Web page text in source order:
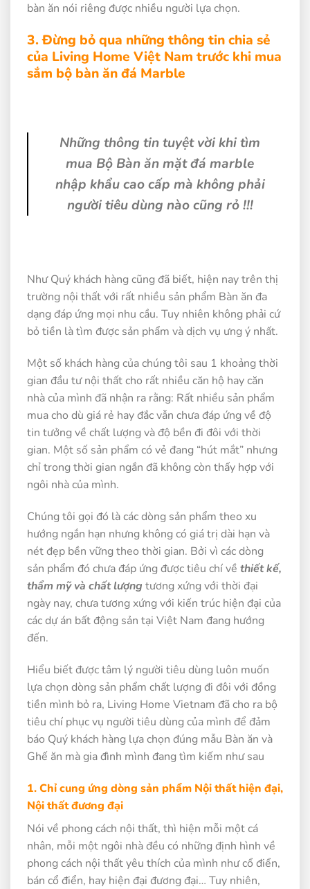
bàn ăn nói riêng được nhiều người lựa chọn.
3. Đừng bỏ qua những thông tin chia sẻ
của Living Home Việt Nam trước khi mua
sắm bộ bàn ăn đá Marble
Những thông tin tuyệt vời khi tìm
mua Bộ Bàn ăn mặt đá marble
nhập khẩu cao cấp mà không phải
người tiêu dùng nào cũng rỏ !!!
Như Quý khách hàng cũng đã biết, hiện nay trên thị
trường nội thất với rất nhiều sản phẩm Bàn ăn đa
dạng đáp ứng mọi nhu cầu. Tuy nhiên không phải cứ
bỏ tiền là tìm được sản phẩm và dịch vụ ưng ý nhất.
Một số khách hàng của chúng tôi sau 1 khoảng thời
gian đầu tư nội thất cho rất nhiều căn hộ hay căn
nhà của mình đã nhận ra rằng: Rất nhiều sản phẩm
mua cho dù giá rẻ hay đắc vẫn chưa đáp ứng về độ
tin tưởng về chất lượng và độ bền đi đôi với thời
gian. Một số sản phẩm có vẻ đang “hút mắt” nhưng
chỉ trong thời gian ngắn đã không còn thấy hợp với
ngôi nhà của mình.
Chúng tôi gọi đó là các dòng sản phẩm theo xu
hướng ngắn hạn nhưng không có giá trị dài hạn và
nét đẹp bền vững theo thời gian. Bởi vì các dòng
sản phẩm đó chưa đáp ứng được tiêu chí về thiết kế,
thẩm mỹ và chất lượng tương xứng với thời đại
ngày nay, chưa tương xứng với kiến trúc hiện đại của
các dự án bất động sản tại Việt Nam đang hướng
đến.
Hiểu biết được tâm lý người tiêu dùng luôn muốn
lựa chọn dòng sản phẩm chất lượng đi đôi với đồng
tiền mình bỏ ra, Living Home Vietnam đã cho ra bộ
tiêu chí phục vụ người tiêu dùng của mình để đảm
báo Quý khách hàng lựa chọn đúng mẫu Bàn ăn và
Ghế ăn mà gia đình mình đang tìm kiếm như sau
1. Chỉ cung ứng dòng sản phẩm Nội thất hiện đại,
Nội thất đương đại
Nói về phong cách nội thất, thì hiện mỗi một cá
nhân, mỗi một ngôi nhà đều có những định hình về
phong cách nội thất yêu thích của mình như cổ điển,
bán cổ điển, hay hiện đại đương đại… Tuy nhiên,